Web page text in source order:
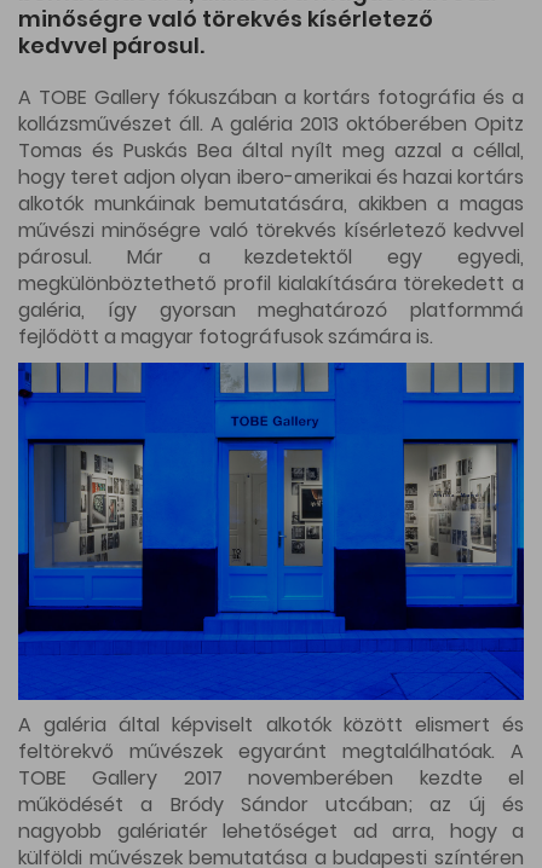
minőségre való törekvés kísérletező
kedvvel párosul.
A TOBE Gallery fókuszában a kortárs fotográfia és a
kollázsművészet áll. A galéria 2013 októberében Opitz
Tomas és Puskás Bea által nyílt meg azzal a céllal,
hogy teret adjon olyan ibero-amerikai és hazai kortárs
alkotók munkáinak bemutatására, akikben a magas
művészi minőségre való törekvés kísérletező kedvvel
párosul. Már a kezdetektől egy egyedi,
megkülönböztethető profil kialakítására törekedett a
galéria, így gyorsan meghatározó platformmá
fejlődött a magyar fotográfusok számára is.
A galéria által képviselt alkotók között elismert és
feltörekvő művészek egyaránt megtalálhatóak. A
TOBE Gallery 2017 novemberében kezdte el
működését a Bródy Sándor utcában; az új és
nagyobb galériatér lehetőséget ad arra, hogy a
külföldi művészek bemutatása a budapesti színtéren